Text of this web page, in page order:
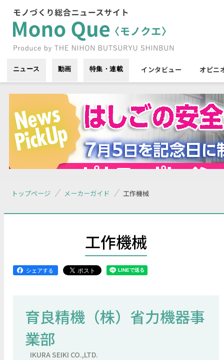
ニュース 動画 特集・連載 インタビュー オピニ
トップページ メーカーガイド 工作機械
工作機械
シェアする
育良精機（株）省力機器事
業部
IKURA SEIKI CO.,LTD.